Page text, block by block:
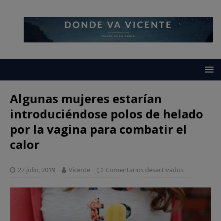
Algunas mujeres estarían
introduciéndose polos de helado
por la vagina para combatir el
calor
27 julio, 2019 Vicente Comentarios desactivados